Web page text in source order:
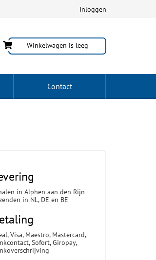
Inloggen
Winkelwagen is leeg
Contact
in Alphen aan den Rijn
in NL, DE en BE
Visa, Maestro, Mastercard,
Sofort, Giropay,